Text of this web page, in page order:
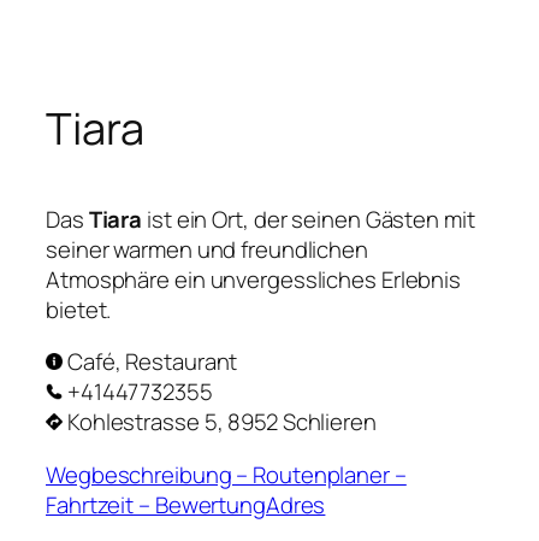
springen
Tiara
DasTiara ist ein Ort, der seinen Gästen mit
seiner warmen und freundlichen
Atmosphäre ein unvergessliches Erlebnis
bietet.
Café, Restaurant
+41447732355
Kohlestrasse 5, 8952 Schlieren
Wegbeschreibung – Routenplaner –
Fahrtzeit – BewertungAdres